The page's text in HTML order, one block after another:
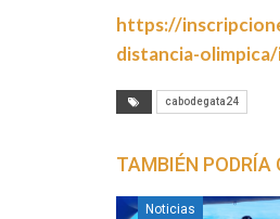
https://
distancia-
cabodegata24
TAMBIÉN PODRÍA
Noticias